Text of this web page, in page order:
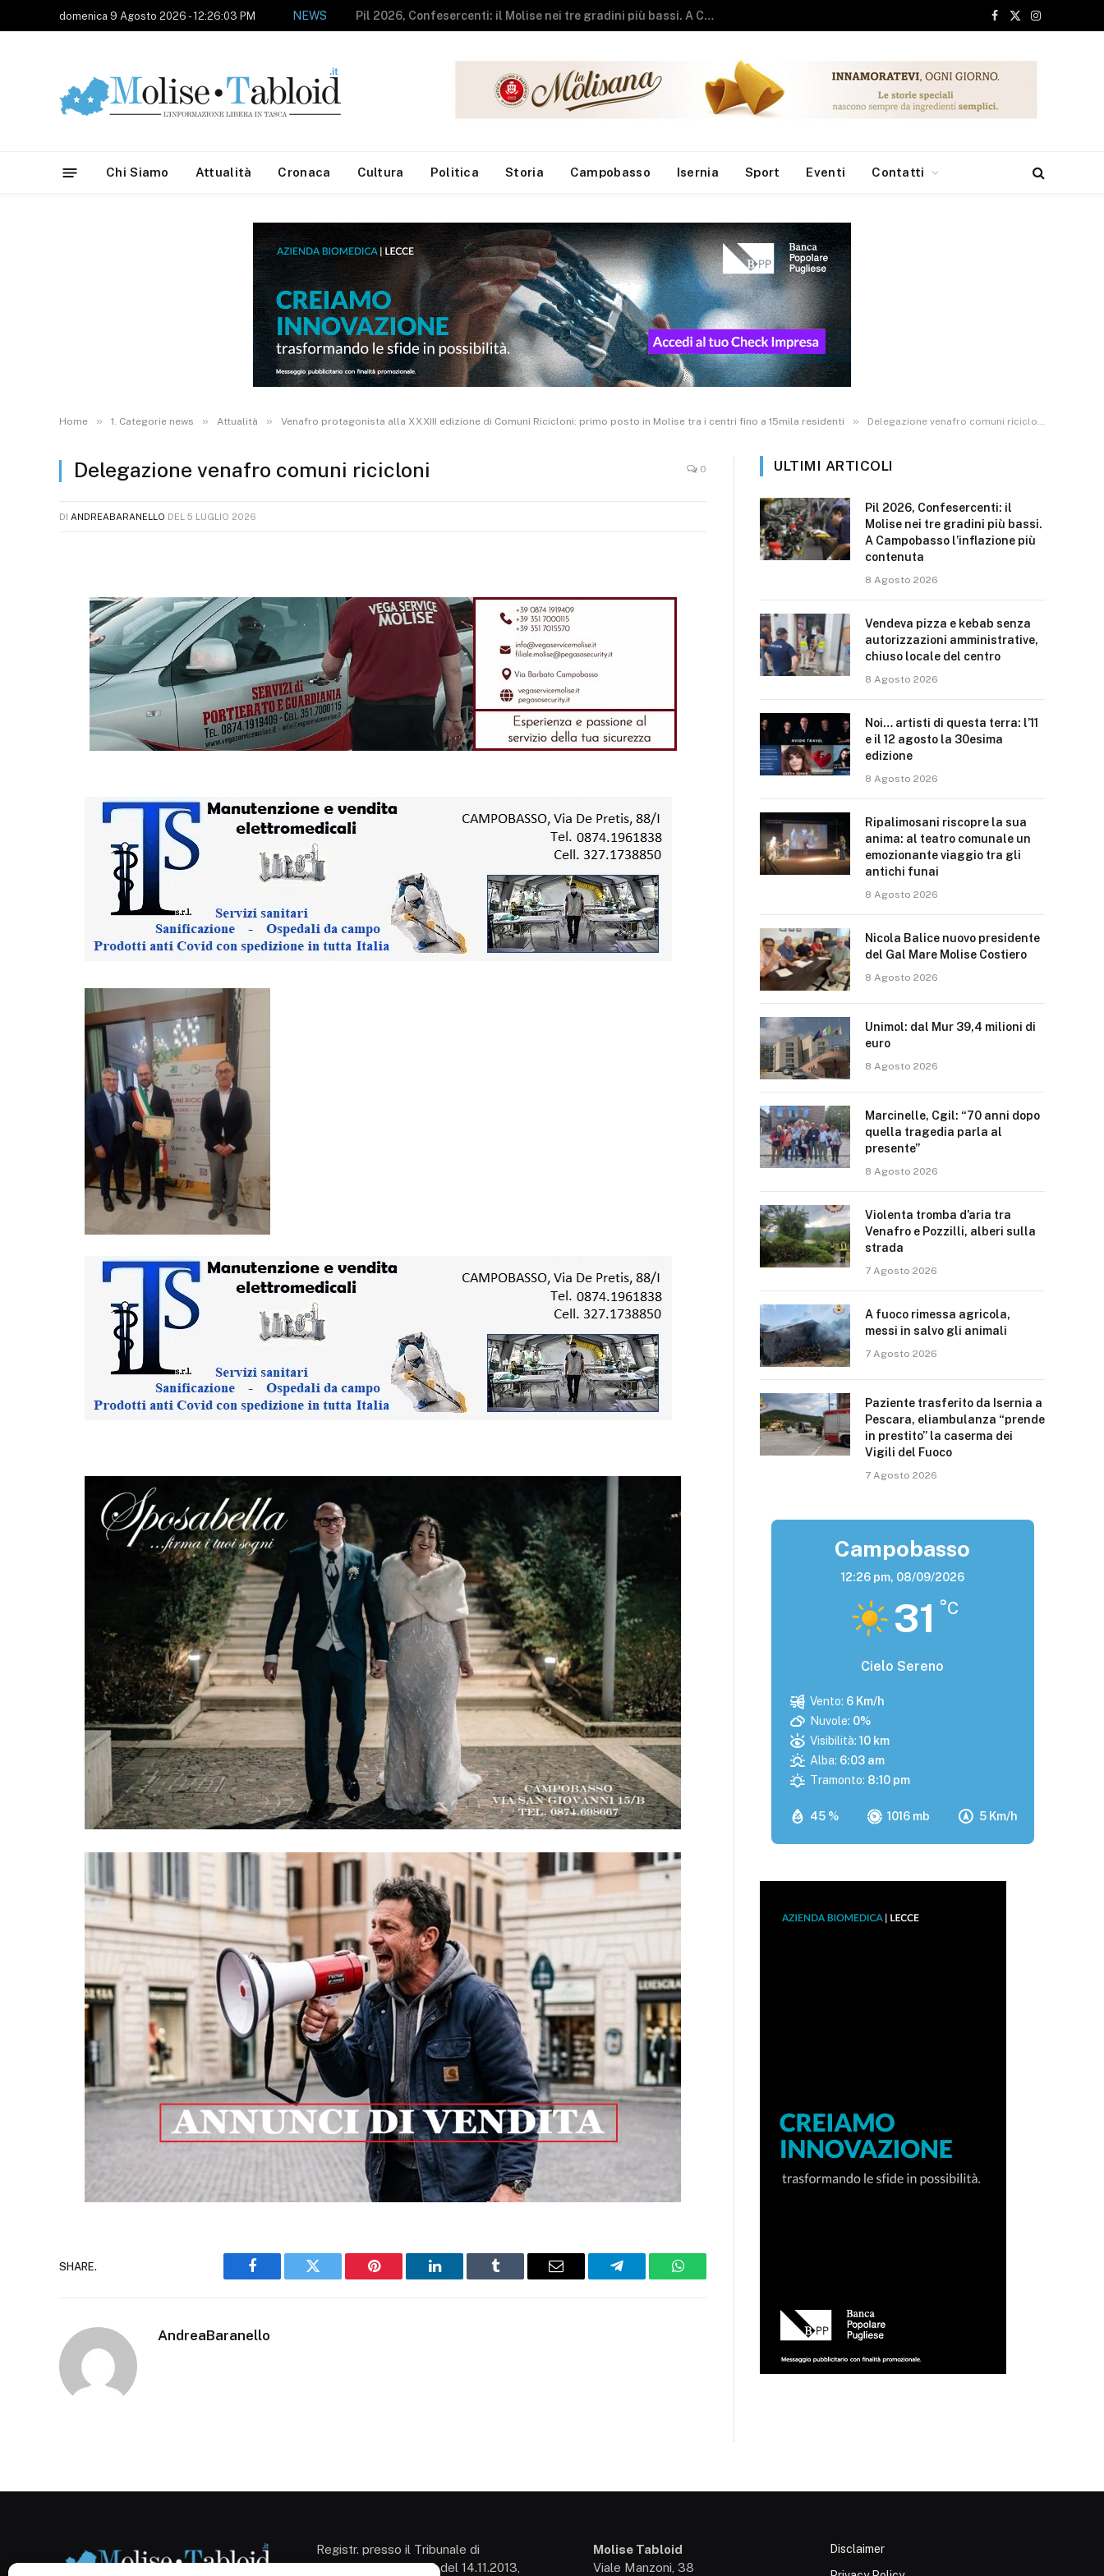
domenica 9 Agosto 2026 - 12:26:03 PM NEWS Vendeva pizza e kebab senza autorizzazioni amministrative, chiuso locale del centro
Facebook
X
Instagram
Chi Siamo Attualità Cronaca Cultura Politica Storia Campobasso Isernia Sport Eventi Contatti
Home » 1. Categorie news » Attualità » Venafro protagonista alla XXXIII edizione di Comuni Ricicloni: primo posto in Molise tra i centri fino a 15mila residenti » Delegazione venafro comuni ricicloni
Delegazione venafro comuni ricicloni 0
DI ANDREABARANELLO DEL 5 LUGLIO 2026
SHARE.
Facebook Twitter Pinterest LinkedIn Tumblr Email Telegram WhatsApp
AndreaBaranello
ULTIMI ARTICOLI
Pil 2026, Confesercenti: il
Molise nei tre gradini più bassi.
A Campobasso l’inflazione più
contenuta
8 Agosto 2026
Vendeva pizza e kebab senza
autorizzazioni amministrative,
chiuso locale del centro
8 Agosto 2026
Noi… artisti di questa terra: l’11
e il 12 agosto la 30esima
edizione
8 Agosto 2026
Ripalimosani riscopre la sua
anima: al teatro comunale un
emozionante viaggio tra gli
antichi funai
8 Agosto 2026
Nicola Balice nuovo presidente
del Gal Mare Molise Costiero
8 Agosto 2026
Unimol: dal Mur 39,4 milioni di
euro
8 Agosto 2026
Marcinelle, Cgil: “70 anni dopo
quella tragedia parla al
presente”
8 Agosto 2026
Violenta tromba d’aria tra
Venafro e Pozzilli, alberi sulla
strada
7 Agosto 2026
A fuoco rimessa agricola,
messi in salvo gli animali
7 Agosto 2026
Paziente trasferito da Isernia a
Pescara, eliambulanza “prende
in prestito” la caserma dei
Vigili del Fuoco
7 Agosto 2026
Campobasso
12:26 pm, 08/09/2026
31 °C
Cielo Sereno
45 % 1016 mb 5 Km/h
Vento: 6 Km/h
Nuvole: 0%
Visibilità: 10 km
Alba: 6:03 am
Tramonto: 8:10 pm
Registr. presso il Tribunale di
Campobasso: 3/2013 del 14.11.2013,
Molise Tabloid
Viale Manzoni, 38
Disclaimer